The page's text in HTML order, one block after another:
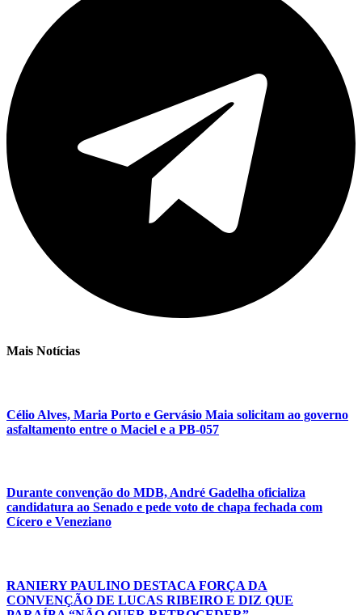
Mais Notícias
Célio Alves, Maria Porto e Gervásio Maia solicitam ao governo
asfaltamento entre o Maciel e a PB-057
Durante convenção do MDB, André Gadelha oficializa
candidatura ao Senado e pede voto de chapa fechada com
Cícero e Veneziano
RANIERY PAULINO DESTACA FORÇA DA
CONVENÇÃO DE LUCAS RIBEIRO E DIZ QUE